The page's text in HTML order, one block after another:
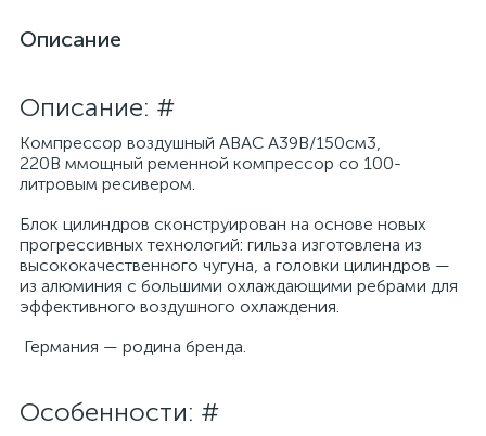
Описание
Описание: #
Компрессор воздушный ABAC A39B/150см3,
220В ммощный ременной компрессор со 100-
литровым ресивером.
Блок цилиндров сконструирован на основе новых
прогрессивных технологий: гильза изготовлена из
высококачественного чугуна, а головки цилиндров —
из алюминия с большими охлаждающими ребрами для
эффективного воздушного охлаждения.
Германия — родина бренда.
Особенности: #